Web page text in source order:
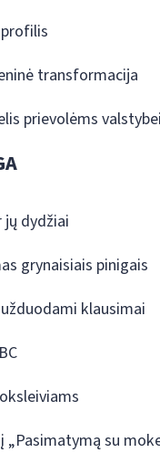
transformacija
prievolėms
jų dydžiai
grynaisiais pinigais
klausimai
„Pasimatymą su